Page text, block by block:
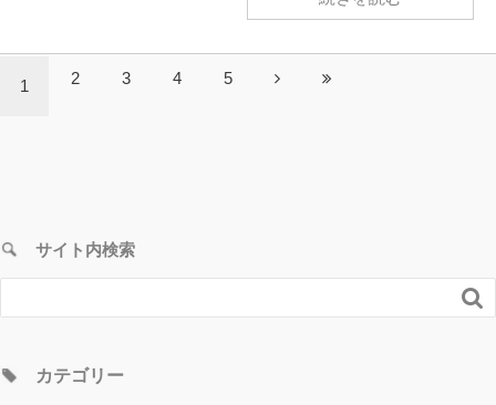
1 2 3 4 5
サイト内検索

カテゴリー